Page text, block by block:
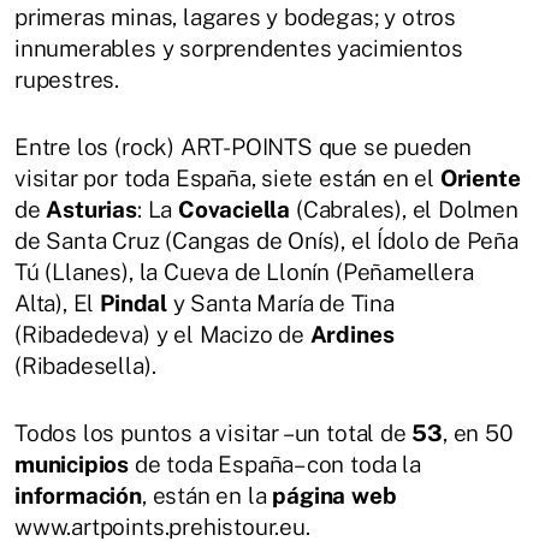
primeras minas, lagares y bodegas; y otros
innumerables y sorprendentes yacimientos
rupestres.
Entre los (rock) ART-POINTS que se pueden
visitar por toda España, siete están en el Oriente
de Asturias: La Covaciella (Cabrales), el Dolmen
de Santa Cruz (Cangas de Onís), el Ídolo de Peña
Tú (Llanes), la Cueva de Llonín (Peñamellera
Alta), El Pindaly Santa María de Tina
(Ribadedeva) y el Macizo de Ardines
(Ribadesella).
Todos los puntos a visitar –un total de 53, en 50
municipios de toda España– con toda la
información, están en la página web
www.artpoints.prehistour.eu.